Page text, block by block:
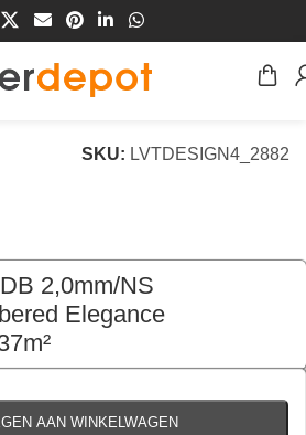
/PVC Vloeren
SKU: LVTDESIGN4_2882
2,0mm/NS
Elegance
€87,45 per pak
AAN WINKELWAGEN